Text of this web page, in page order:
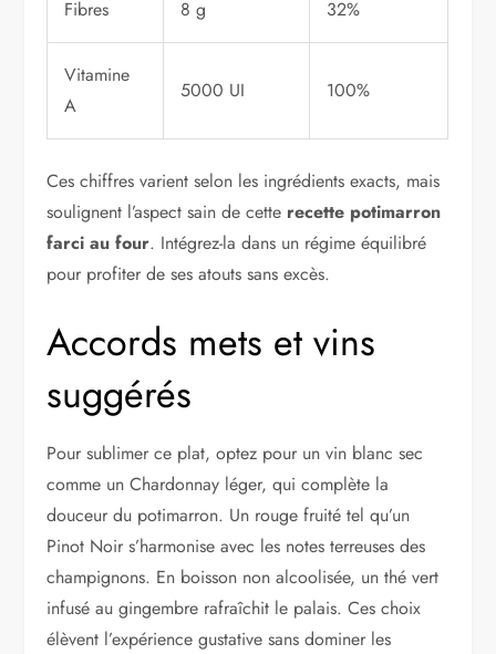
Fibres 8 g 32%
Vitamine
A
5000 UI 100%
Ces chiffres varient selon les ingrédients exacts, mais
soulignent l’aspect sain de cette recette potimarron
farci au four. Intégrez-la dans un régime équilibré
pour profiter de ses atouts sans excès.
Accords mets et vins
suggérés
Pour sublimer ce plat, optez pour un vin blanc sec
comme un Chardonnay léger, qui complète la
douceur du potimarron. Un rouge fruité tel qu’un
Pinot Noir s’harmonise avec les notes terreuses des
champignons. En boisson non alcoolisée, un thé vert
infusé au gingembre rafraîchit le palais. Ces choix
élèvent l’expérience gustative sans dominer les